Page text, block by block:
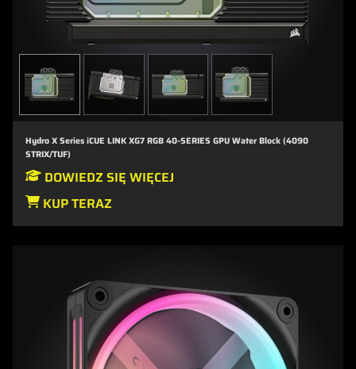
Hydro X Series iCUE LINK XG7 RGB 40-SERIES GPU Water Block (4090
STRIX/TUF)
DOWIEDZ SIĘ WIĘCEJ
KUP TERAZ